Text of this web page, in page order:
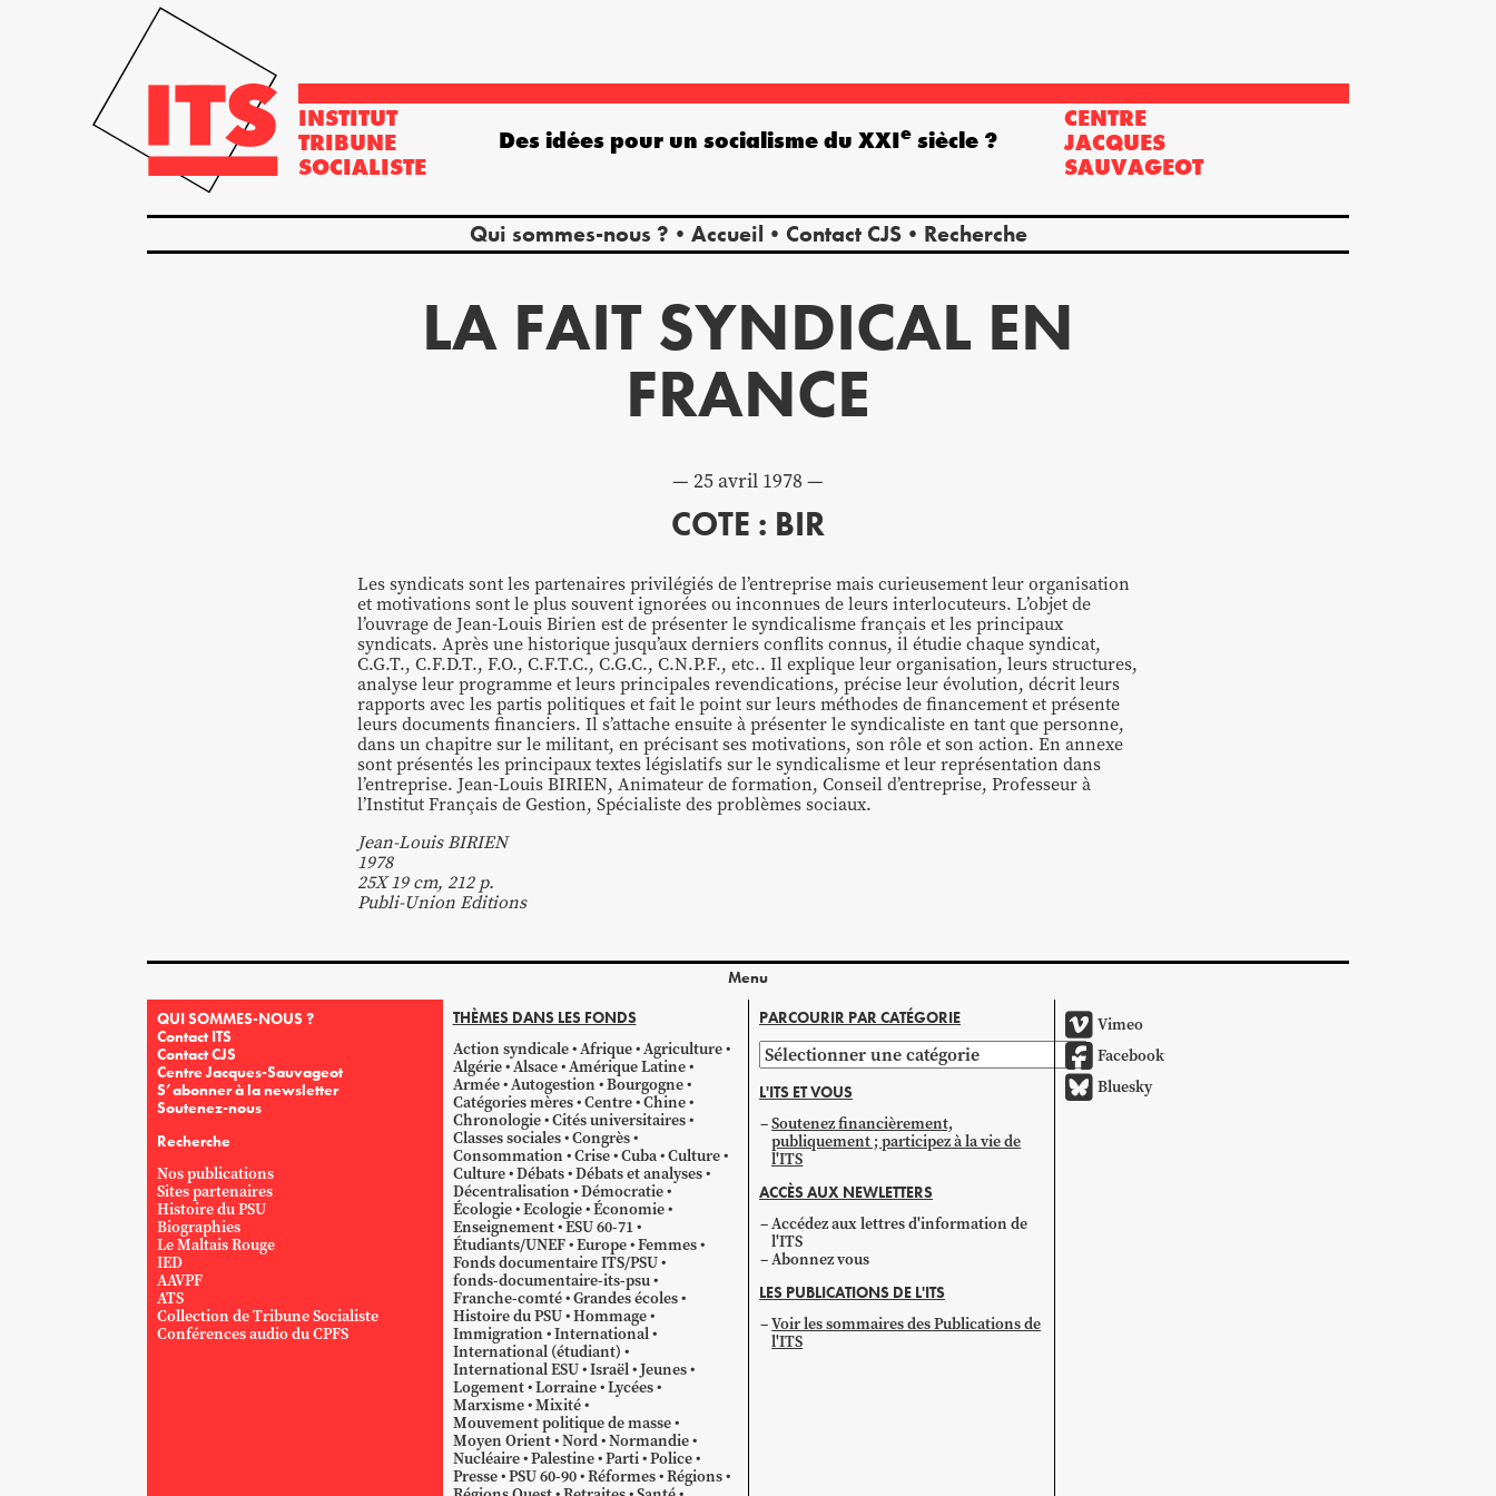
INSTITUT
TRIBUNE
SOCIALISTE
CENTRE
JACQUES
SAUVAGEOT
Qui sommes-nous ? Accueil Contact CJS Recherche
Des idées pour un socialisme du XXIe siècle ?
LA FAIT SYNDICAL EN
FRANCE
25 avril 1978
COTE : BIR
Les syndicats sont les partenaires privilégiés de l’entreprise mais curieusement leur organisation
et motivations sont le plus souvent ignorées ou inconnues de leurs interlocuteurs. L’objet de
l’ouvrage de Jean-Louis Birien est de présenter le syndicalisme français et les principaux
syndicats. Après une historique jusqu’aux derniers conflits connus, il étudie chaque syndicat,
C.G.T., C.F.D.T., F.O., C.F.T.C., C.G.C., C.N.P.F., etc.. Il explique leur organisation, leurs structures,
analyse leur programme et leurs principales revendications, précise leur évolution, décrit leurs
rapports avec les partis politiques et fait le point sur leurs méthodes de financement et présente
leurs documents financiers. Il s’attache ensuite à présenter le syndicaliste en tant que personne,
dans un chapitre sur le militant, en précisant ses motivations, son rôle et son action. En annexe
sont présentés les principaux textes législatifs sur le syndicalisme et leur représentation dans
l’entreprise. Jean-Louis BIRIEN, Animateur de formation, Conseil d’entreprise, Professeur à
l’Institut Français de Gestion, Spécialiste des problèmes sociaux.
Jean-Louis BIRIEN
1978
25X 19 cm, 212 p.
Publi-Union Editions
Menu
QUI SOMMES-NOUS ?
Contact ITS
Contact CJS
Centre Jacques-Sauvageot
S’abonner à la newsletter
Soutenez-nous
Recherche
Nos publications
Sites partenaires
Histoire du PSU
Biographies
Le Maltais Rouge
IED
AAVPF
ATS
Collection de Tribune Socialiste
Conférences audio du CPFS
THÈMES DANS LES FONDS
Action syndicale Afrique Agriculture
Algérie Alsace Amérique Latine
Armée Autogestion Bourgogne
Catégories mères Centre Chine
Chronologie Cités universitaires
Classes sociales Congrès
Consommation Crise Cuba Culture
Culture Débats Débats et analyses
Décentralisation Démocratie
Écologie Ecologie Économie
Enseignement ESU 60-71
Étudiants/UNEF Europe Femmes
Fonds documentaire ITS/PSU
fonds-documentaire-its-psu
Franche-comté Grandes écoles
Histoire du PSU Hommage
Immigration International
International (étudiant)
International ESU Israël Jeunes
Logement Lorraine Lycées
Marxisme Mixité
Mouvement politique de masse
Moyen Orient Nord Normandie
Nucléaire Palestine Parti Police
Presse PSU 60-90 Réformes Régions
PARCOURIR PAR CATÉGORIE
Parcourir
par
catégorie
L'ITS ET VOUS
Soutenez financièrement,
publiquement ; participez à la vie de
l'ITS
ACCÈS AUX NEWLETTERS
Accédez aux lettres d'information de
l'ITS
Abonnez vous
LES PUBLICATIONS DE L'ITS
Voir les sommaires des Publications de
l'ITS
Vimeo
Facebook
Bluesky